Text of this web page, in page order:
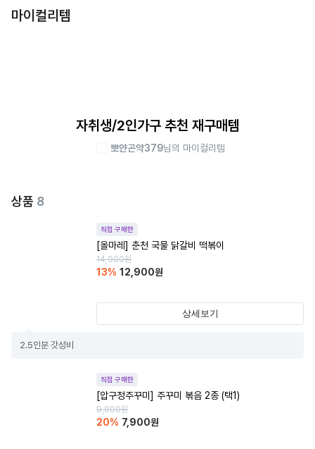
마이컬리템
자취생/2인가구 추천 재구매템
뽀얀곤약379님의 마이컬리템
상품 8
직접 구매한
[올마레] 춘천 국물 닭갈비 떡볶이
14,900원
13% 12,900원
상세보기
2.5인분 갓성비
직접 구매한
[압구정주꾸미] 주꾸미 볶음 2종 (택1)
9,900원
20% 7,900원